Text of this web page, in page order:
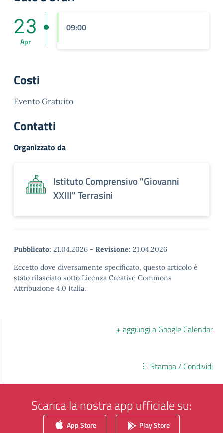
23
Apr
09:00
Costi
Evento Gratuito
Contatti
Organizzato da
Istituto Comprensivo "Giovanni
XXIII" Terrasini
Pubblicato: 21.04.2026 - Revisione: 21.04.2026
Eccetto dove diversamente specificato, questo articolo è
stato rilasciato sotto Licenza Creative Commons
Attribuzione 4.0 Italia.
+ aggiungi a Google Calendar
Stampa / Condividi
Scarica la nostra app ufficiale su:
App Store Play Store